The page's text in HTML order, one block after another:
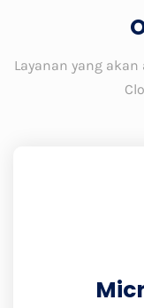
Layanan yang